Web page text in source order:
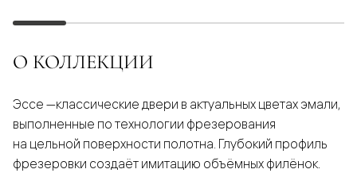
О КОЛЛЕКЦИИ
Эссе —классические двери в актуальных цветах эмали,
выполненные по технологии фрезерования
на цельной поверхности полотна. Глубокий профиль
фрезеровки создаёт имитацию объёмных филёнок.